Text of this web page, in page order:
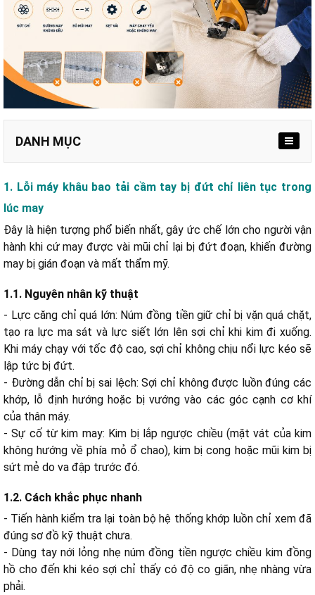
DANH MỤC
1.1. Nguyên nhân kỹ thuật
1.2. Cách khắc phục nhanh
2.1. Nguyên nhân kỹ thuật
2.2. Cách khắc phục nhanh
3.2. Cách khắc phục nhanh
4.1. Nguyên nhân kỹ thuật
4.2. Mẹo vận hành
5.1. Nguyên nhân kỹ thuật
5.2. Cách khắc phục nhanh
1. Lỗi máy khâu bao tải cầm tay bị đứt chỉ liên tục trong
lúc may
Đây là hiện tượng phổ biến nhất, gây ức chế lớn cho người vận
hành khi cứ may được vài mũi chỉ lại bị đứt đoạn, khiến đường
may bị gián đoạn và mất thẩm mỹ.
1.1. Nguyên nhân kỹ thuật
- Lực căng chỉ quá lớn: Núm đồng tiền giữ chỉ bị vặn quá chặt,
tạo ra lực ma sát và lực siết lớn lên sợi chỉ khi kim đi xuống.
Khi máy chạy với tốc độ cao, sợi chỉ không chịu nổi lực kéo sẽ
lập tức bị đứt.
- Đường dẫn chỉ bị sai lệch: Sợi chỉ không được luồn đúng các
khớp, lỗ định hướng hoặc bị vướng vào các góc cạnh cơ khí
của thân máy.
- Sự cố từ kim may: Kim bị lắp ngược chiều (mặt vát của kim
không hướng về phía mỏ ổ chao), kim bị cong hoặc mũi kim bị
sứt mẻ do va đập trước đó.
1.2. Cách khắc phục nhanh
- Tiến hành kiểm tra lại toàn bộ hệ thống khớp luồn chỉ xem đã
đúng sơ đồ kỹ thuật chưa.
- Dùng tay nới lỏng nhẹ núm đồng tiền ngược chiều kim đồng
hồ cho đến khi kéo sợi chỉ thấy có độ co giãn, nhẹ nhàng vừa
phải.